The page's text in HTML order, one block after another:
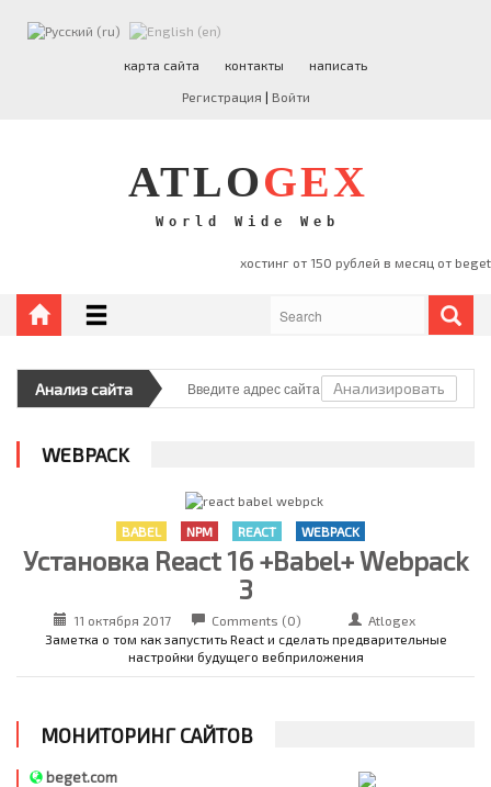
карта сайта контакты написать
Регистрация | Войти
ATLOGEX
World Wide Web
ATLO
PHP
Анализ сайта Анализировать
WEBPACK
BABEL NPM REACT WEBPACK
Установка React 16 +Babel+ Webpack
3
11 октября 2017 Comments (0)
Atlogex
Заметка о том как запустить React и сделать предварительные
настройки будущего вебприложения
МОНИТОРИНГ САЙТОВ
beget.com